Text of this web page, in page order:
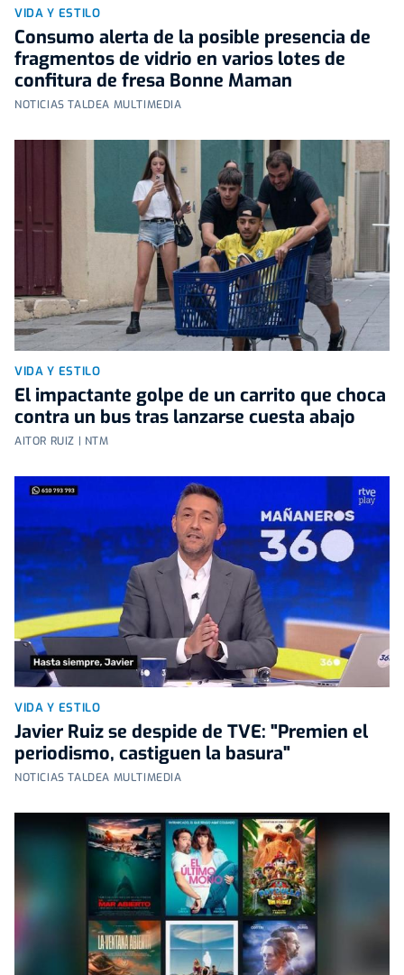
VIDA Y ESTILO
Consumo alerta de la posible presencia de
fragmentos de vidrio en varios lotes de
confitura de fresa Bonne Maman
NOTICIAS TALDEA MULTIMEDIA
VIDA Y ESTILO
El impactante golpe de un carrito que choca
contra un bus tras lanzarse cuesta abajo
AITOR RUIZ | NTM
VIDA Y ESTILO
Javier Ruiz se despide de TVE: "Premien el
periodismo, castiguen la basura"
NOTICIAS TALDEA MULTIMEDIA